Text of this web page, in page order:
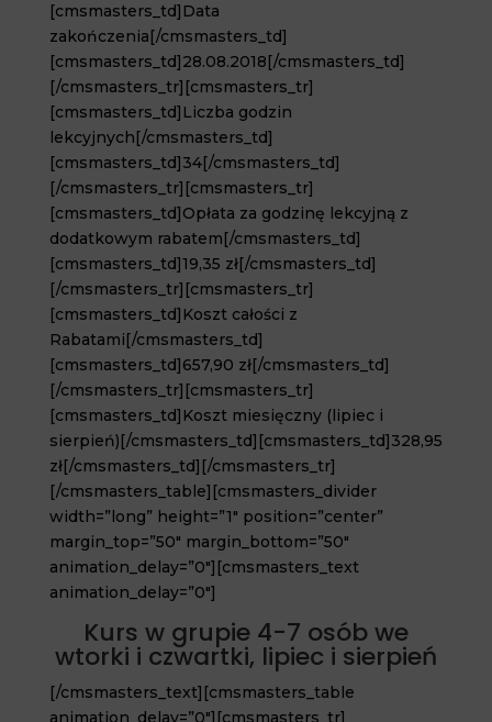
[cmsmasters_td]Data
zakończenia[/cmsmasters_td]
[cmsmasters_td]28.08.2018[/cmsmasters_td]
[/cmsmasters_tr][cmsmasters_tr]
[cmsmasters_td]Liczba godzin
lekcyjnych[/cmsmasters_td]
[cmsmasters_td]34[/cmsmasters_td]
[/cmsmasters_tr][cmsmasters_tr]
[cmsmasters_td]Opłata za godzinę lekcyjną z
dodatkowym rabatem[/cmsmasters_td]
[cmsmasters_td]19,35 zł[/cmsmasters_td]
[/cmsmasters_tr][cmsmasters_tr]
[cmsmasters_td]Koszt całości z
Rabatami[/cmsmasters_td]
[cmsmasters_td]657,90 zł[/cmsmasters_td]
[/cmsmasters_tr][cmsmasters_tr]
[cmsmasters_td]Koszt miesięczny (lipiec i
sierpień)[/cmsmasters_td][cmsmasters_td]328,95
zł[/cmsmasters_td][/cmsmasters_tr]
[/cmsmasters_table][cmsmasters_divider
width=”long” height=”1″ position=”center”
margin_top=”50″ margin_bottom=”50″
animation_delay=”0″][cmsmasters_text
animation_delay=”0″]
Kurs w grupie 4-7 osób we
wtorki i czwartki, lipiec i sierpień
[/cmsmasters_text][cmsmasters_table
animation_delay=”0″][cmsmasters_tr]